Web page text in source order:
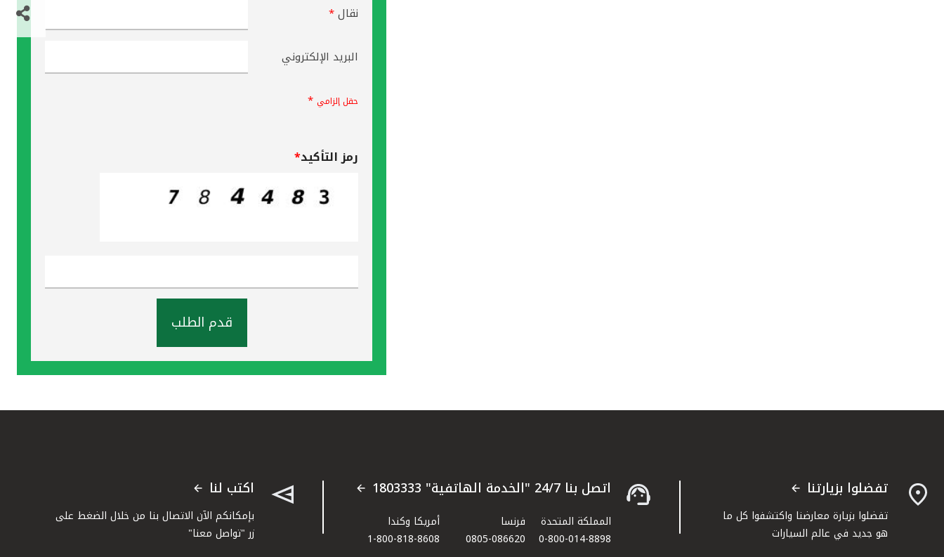
نقال*
البريد الإلكتروني
حقل إلزامي *
رمز التأكيد*
قدم الطلب
تفضلوا بزيارتنا
تفضلوا بزيارة معارضنا واكتشفوا كل ما
هو جديد في عالم السيارات
اتصل بنا 24/7 "الخدمة الهاتفية" 1803333
المملكة المتحدة
0-800-014-8898
فرنسا
0805-086620
أمريكا وكندا
1-800-818-8608
اكتب لنا
بإمكانكم الآن الاتصال بنا من خلال الضغط على
زر "تواصل معنا"